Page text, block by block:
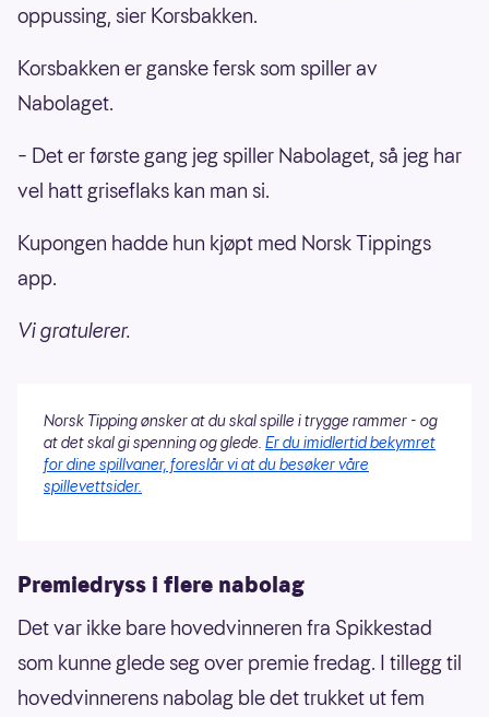
oppussing, sier Korsbakken.
Korsbakken er ganske fersk som spiller av
Nabolaget.
– Det er første gang jeg spiller Nabolaget, så jeg har
vel hatt griseflaks kan man si.
Kupongen hadde hun kjøpt med Norsk Tippings
app.
Vi gratulerer.
Norsk Tipping ønsker at du skal spille i trygge rammer - og
at det skal gi spenning og glede. Er du imidlertid bekymret
for dine spillvaner, foreslår vi at du besøker våre
spillevettsider.
Premiedryss i flere nabolag
Det var ikke bare hovedvinneren fra Spikkestad
som kunne glede seg over premie fredag. I tillegg til
hovedvinnerens nabolag ble det trukket ut fem